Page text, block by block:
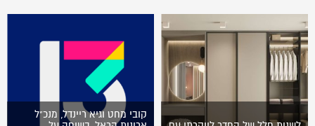
קובי מחט וגיא ריינדל, מנכ"ל